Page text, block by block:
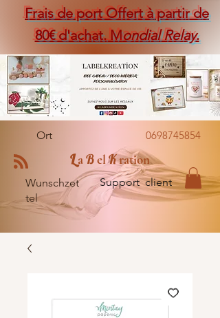
Frais de port Offert à partir de
80€ d'achat. Mondial Relay.
Ort 0698745854
LaBelKration
Wunschzet
tel
Support client